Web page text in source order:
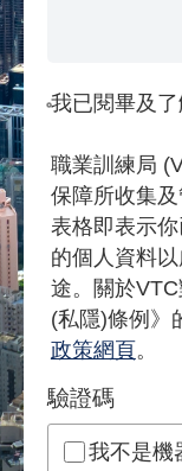
我已閱畢及了
職業訓練局
保障所收集
表格即表示
的個人資料
途。關於
(私隱)條例》
政策網頁。
驗證碼
我不是機